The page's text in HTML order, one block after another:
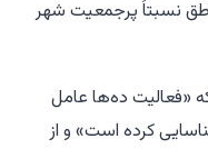
نسبتاً پرجمعیت شهر
«فعالیت ده‌ها عامل
کرده است» و از